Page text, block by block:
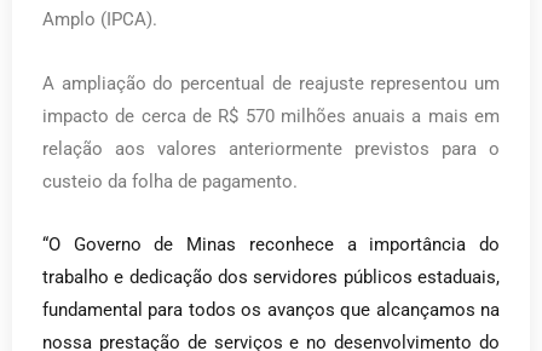
Amplo (IPCA).
A ampliação do percentual de reajuste representou um
impacto de cerca de R$ 570 milhões anuais a mais em
relação aos valores anteriormente previstos para o
custeio da folha de pagamento.
“O Governo de Minas reconhece a importância do
trabalho e dedicação dos servidores públicos estaduais,
fundamental para todos os avanços que alcançamos na
nossa prestação de serviços e no desenvolvimento do